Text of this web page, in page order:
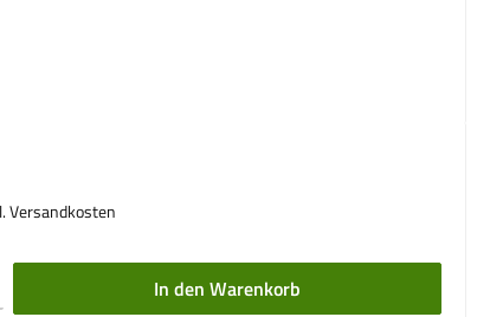
Versandkosten
gewünschten Wert ein oder benutze die Schaltflächen um die
In den Warenkorb